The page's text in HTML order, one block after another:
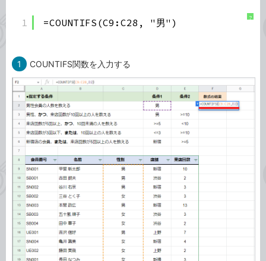
?
1 =COUNTIFS(C9:C28, "男")
1 COUNTIFS関数を入力する